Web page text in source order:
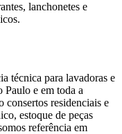
lanchonetes e
técnica para lavadoras e
Paulo e em toda a
consertos residenciais e
estoque de peças
referência em